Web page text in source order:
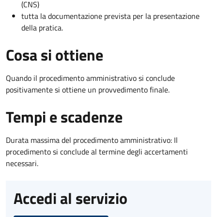
(CNS)
tutta la documentazione prevista per la presentazione
della pratica.
Cosa si ottiene
Quando il procedimento amministrativo si conclude
positivamente si ottiene un provvedimento finale.
Tempi e scadenze
Durata massima del procedimento amministrativo: Il
procedimento si conclude al termine degli accertamenti
necessari.
Accedi al servizio